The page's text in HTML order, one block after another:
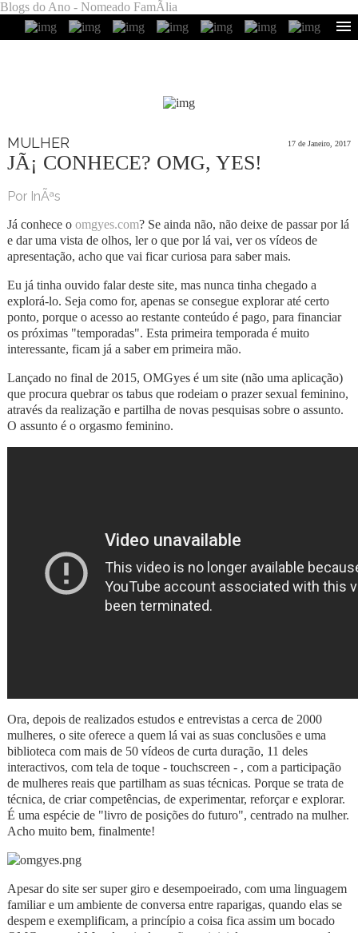
Blogs do Ano - Nomeado FamÃ­lia
MULHER 17 de Janeiro, 2017
JÃ¡ CONHECE? OMG, YES!
Por InÃªs
Já conhece o omgyes.com? Se ainda não, não deixe de passar por lá
e dar uma vista de olhos, ler o que por lá vai, ver os vídeos de
apresentação, acho que vai ficar curiosa para saber mais.
Eu já tinha ouvido falar deste site, mas nunca tinha chegado a
explorá-lo. Seja como for, apenas se consegue explorar até certo
ponto, porque o acesso ao restante conteúdo é pago, para financiar
os próximas "temporadas". Esta primeira temporada é muito
interessante, ficam já a saber em primeira mão.
Lançado no final de 2015, OMGyes é um site (não uma aplicação)
que procura quebrar os tabus que rodeiam o prazer sexual feminino,
através da realização e partilha de novas pesquisas sobre o assunto.
O assunto é o orgasmo feminino.
Ora, depois de realizados estudos e entrevistas a cerca de 2000
mulheres, o site oferece a quem lá vai as suas conclusões e uma
biblioteca com mais de 50 vídeos de curta duração, 11 deles
interactivos, com tela de toque - touchscreen - , com a participação
de mulheres reais que partilham as suas técnicas. Porque se trata de
técnica, de criar competências, de experimentar, reforçar e explorar.
É uma espécie de "livro de posições do futuro", centrado na mulher.
Acho muito bem, finalmente!
Apesar do site ser super giro e desempoeirado, com uma linguagem
familiar e um ambiente de conversa entre raparigas, quando elas se
despem e exemplificam, a princípio a coisa fica assim um bocado